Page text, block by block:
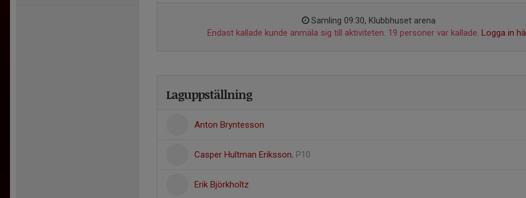
Samling 09:30, Klubbhuset arena
Endast kallade kunde anmäla sig till aktiviteten. 19 personer var kallade. Logga in
Laguppställning
Anton Bryntesson
Casper Hultman Eriksson, P10
Erik Björkholtz